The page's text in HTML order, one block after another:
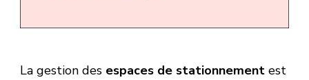
La gestion des espaces de stationnement est